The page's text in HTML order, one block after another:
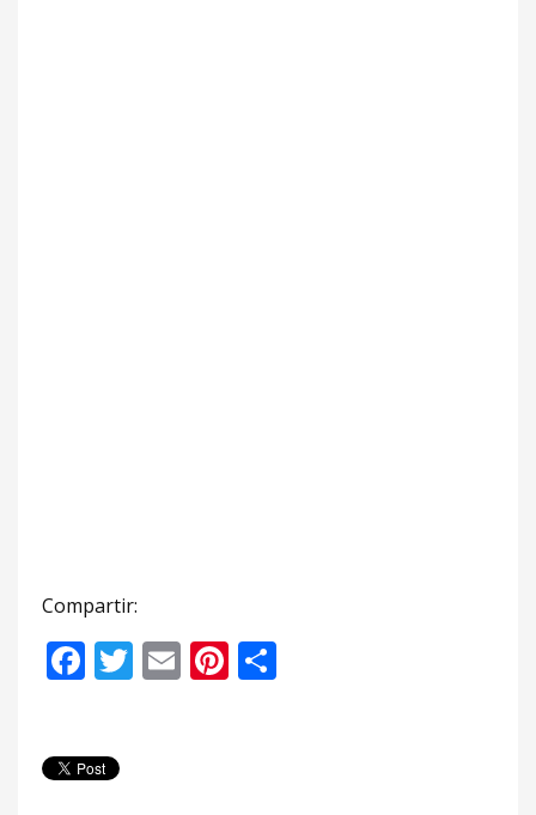
Compartir:
Facebook
Twitter
EmailPinterest